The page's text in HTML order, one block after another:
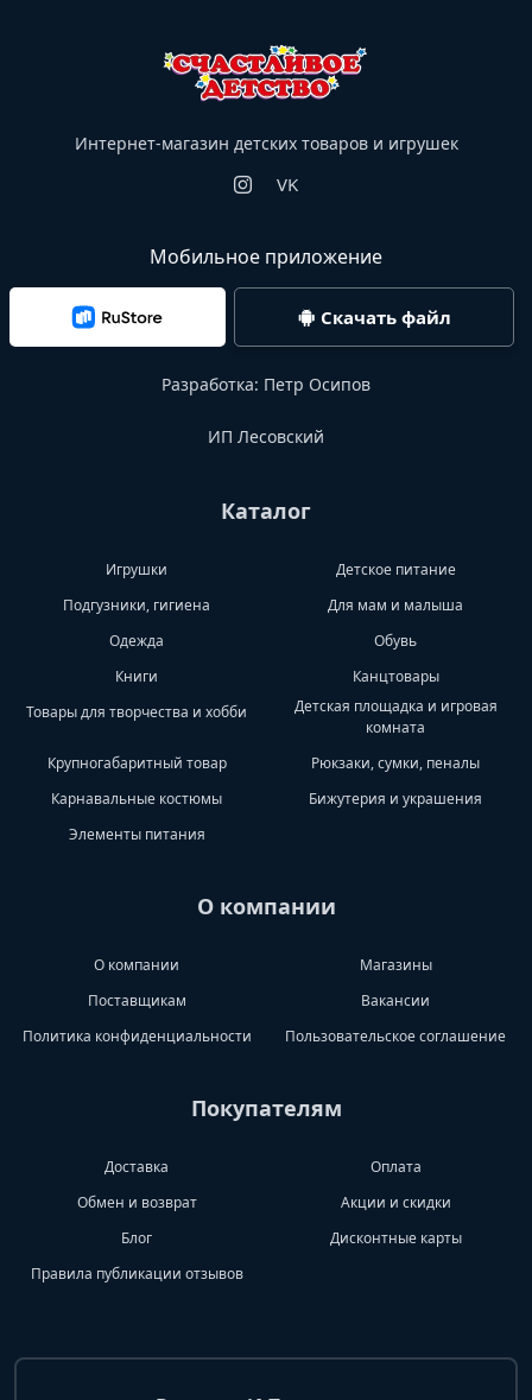
Интернет-магазин детских товаров и игрушек
VK
Мобильное приложение
Скачать файл
Разработка: Петр Осипов
ИП Лесовский
Каталог
Игрушки
Детское питание
Подгузники, гигиена
Для мам и малыша
Одежда
Обувь
Книги
Канцтовары
Товары для творчества и хобби
Детская площадка и игровая
комната
Крупногабаритный товар
Рюкзаки, сумки, пеналы
Карнавальные костюмы
Бижутерия и украшения
Элементы питания
О компании
О компании
Магазины
Поставщикам
Вакансии
Политика конфиденциальности
Пользовательское соглашение
Покупателям
Доставка
Оплата
Обмен и возврат
Акции и скидки
Блог
Дисконтные карты
Правила публикации отзывов